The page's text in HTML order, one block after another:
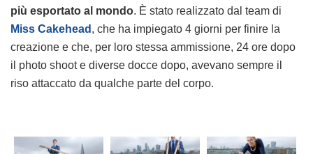
più esportato al mondo. È stato realizzato dal team di
Miss Cakehead , che ha impiegato 4 giorni per finire la
creazione e che, per loro stessa ammissione, 24 ore dopo
il photo shoot e diverse docce dopo, avevano sempre il
riso attaccato da qualche parte del corpo.